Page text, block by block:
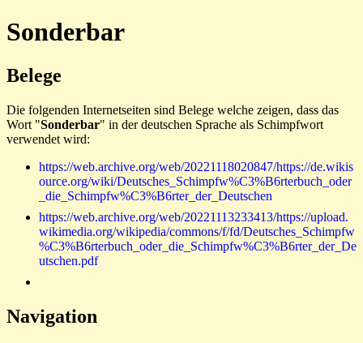
Sonderbar
Belege
Die folgenden Internetseiten sind Belege welche zeigen, dass das
Wort "Sonderbar" in der deutschen Sprache als Schimpfwort
verwendet wird:
https://web.archive.org/web/20221118020847/https://de.wikis
ource.org/wiki/Deutsches_Schimpfw%C3%B6rterbuch_oder
_die_Schimpfw%C3%B6rter_der_Deutschen
https://web.archive.org/web/20221113233413/https://upload.
wikimedia.org/wikipedia/commons/f/fd/Deutsches_Schimpfw
%C3%B6rterbuch_oder_die_Schimpfw%C3%B6rter_der_De
utschen.pdf
Navigation